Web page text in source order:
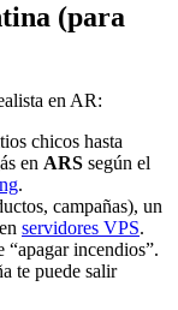
(para
en AR:
chicos hasta
en ARS según el
.
campañas), un
servidores VPS.
“apagar incendios”.
te puede salir